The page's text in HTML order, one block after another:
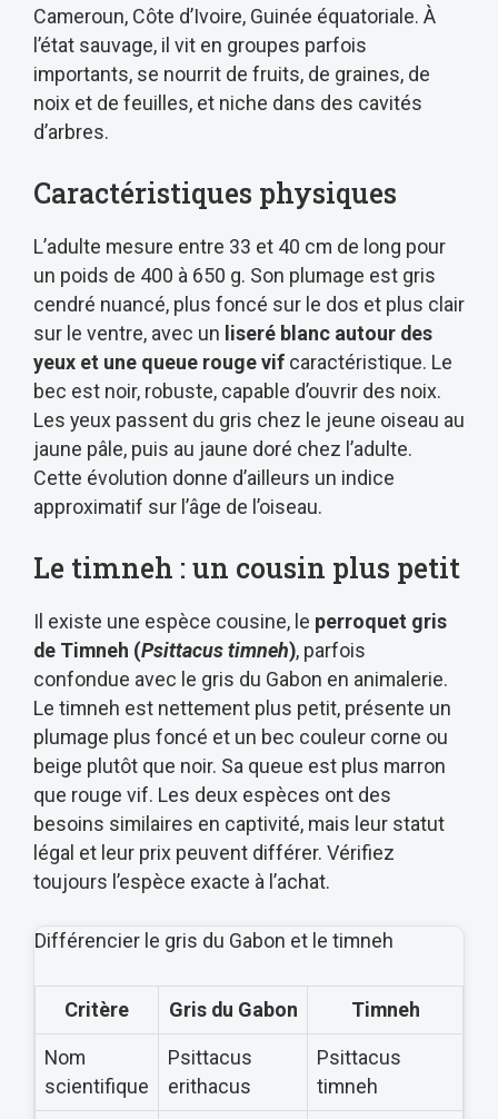
Cameroun, Côte d’Ivoire, Guinée équatoriale. À
l’état sauvage, il vit en groupes parfois
importants, se nourrit de fruits, de graines, de
noix et de feuilles, et niche dans des cavités
d’arbres.
Caractéristiques physiques
L’adulte mesure entre 33 et 40 cm de long pour
un poids de 400 à 650 g. Son plumage est gris
cendré nuancé, plus foncé sur le dos et plus clair
sur le ventre, avec un liseré blanc autour des
yeux et une queue rouge vif caractéristique. Le
bec est noir, robuste, capable d’ouvrir des noix.
Les yeux passent du gris chez le jeune oiseau au
jaune pâle, puis au jaune doré chez l’adulte.
Cette évolution donne d’ailleurs un indice
approximatif sur l’âge de l’oiseau.
Le timneh : un cousin plus petit
Il existe une espèce cousine, le perroquet gris
de Timneh (Psittacus timneh), parfois
confondue avec le gris du Gabon en animalerie.
Le timneh est nettement plus petit, présente un
plumage plus foncé et un bec couleur corne ou
beige plutôt que noir. Sa queue est plus marron
que rouge vif. Les deux espèces ont des
besoins similaires en captivité, mais leur statut
légal et leur prix peuvent différer. Vérifiez
toujours l’espèce exacte à l’achat.
Différencier le gris du Gabon et le timneh
Critère Gris du Gabon Timneh
Nom
scientifique
Psittacus
erithacus
Psittacus
timneh